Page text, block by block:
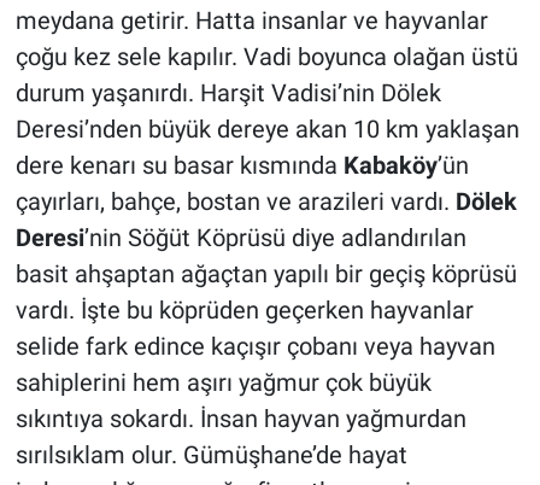
meydana getirir. Hatta insanlar ve hayvanlar
çoğu kez sele kapılır. Vadi boyunca olağan üstü
durum yaşanırdı. Harşit Vadisi’nin Dölek
Deresi’nden büyük dereye akan 10 km yaklaşan
dere kenarı su basar kısmında Kabaköy’ün
çayırları, bahçe, bostan ve arazileri vardı. Dölek
Deresi’nin Söğüt Köprüsü diye adlandırılan
basit ahşaptan ağaçtan yapılı bir geçiş köprüsü
vardı. İşte bu köprüden geçerken hayvanlar
selide fark edince kaçışır çobanı veya hayvan
sahiplerini hem aşırı yağmur çok büyük
sıkıntıya sokardı. İnsan hayvan yağmurdan
sırılsıklam olur. Gümüşhane’de hayat